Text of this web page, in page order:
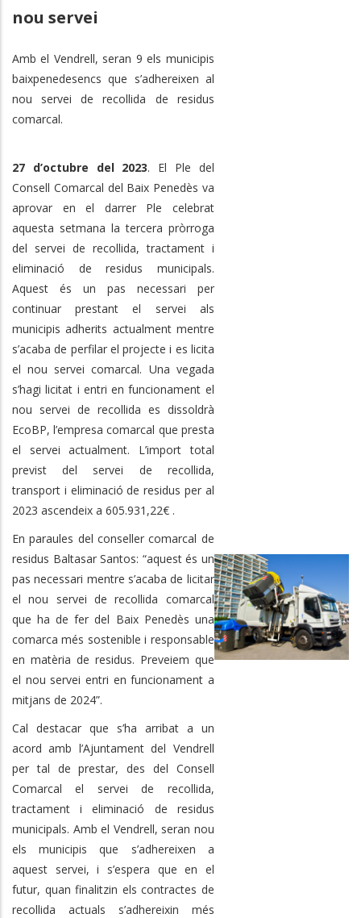
nou servei
Amb el Vendrell, seran 9 els municipis
baixpenedesencs que s’adhereixen al
nou servei de recollida de residus
comarcal.
27 d’octubre del 2023. El Ple del
Consell Comarcal del Baix Penedès va
aprovar en el darrer Ple celebrat
aquesta setmana la tercera pròrroga
del servei de recollida, tractament i
eliminació de residus municipals.
Aquest és un pas necessari per
continuar prestant el servei als
municipis adherits actualment mentre
s’acaba de perfilar el projecte i es licita
el nou servei comarcal. Una vegada
s’hagi licitat i entri en funcionament el
nou servei de recollida es dissoldrà
EcoBP, l’empresa comarcal que presta
el servei actualment. L’import total
previst del servei de recollida,
transport i eliminació de residus per al
2023 ascendeix a 605.931,22€ .
En paraules del conseller comarcal de
residus Baltasar Santos: “aquest és un
pas necessari mentre s’acaba de licitar
el nou servei de recollida comarcal
que ha de fer del Baix Penedès una
comarca més sostenible i responsable
en matèria de residus. Preveiem que
el nou servei entri en funcionament a
mitjans de 2024”.
Cal destacar que s’ha arribat a un
acord amb l’Ajuntament del Vendrell
per tal de prestar, des del Consell
Comarcal el servei de recollida,
tractament i eliminació de residus
municipals. Amb el Vendrell, seran nou
els municipis que s’adhereixen a
aquest servei, i s’espera que en el
futur, quan finalitzin els contractes de
recollida actuals s’adhereixin més